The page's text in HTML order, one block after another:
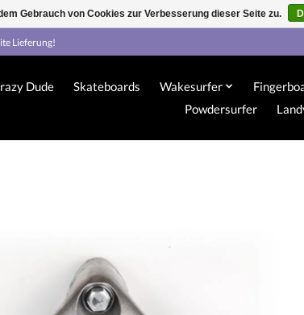
Lieferung!
Dude Skateboards Wakesurfer
Powdersurfer
Gebrauch von Cookies zur Verbesserung dieser Seite zu.